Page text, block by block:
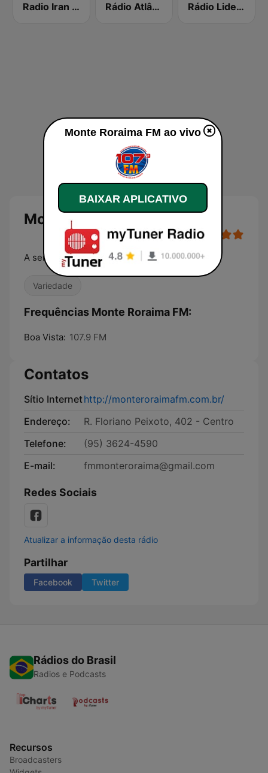
Radio Iran International Rádio Atlântico Sul FM 105.7 Rádio Liderança FM
Monte Roraima FM
A serviço da vida e da cidadania
Variedade
Frequências Monte Roraima FM:
Boa Vista: 107.9 FM
Contatos
Sítio Internethttp://monteroraimafm.com.br/
Endereço:
R. Floriano Peixoto, 402 - Centro
Telefone:
(95) 3624-4590
E-mail:
fmmonteroraima@gmail.com
Redes Sociais
Atualizar a informação desta rádio
Partilhar
Facebook Twitter
Rádios do Brasil
Radios e Podcasts
Recursos
Broadcasters
Monte Roraima FM ao vivo
BAIXAR APLICATIVO